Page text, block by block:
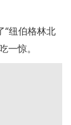
“纽伯格林北
一惊。